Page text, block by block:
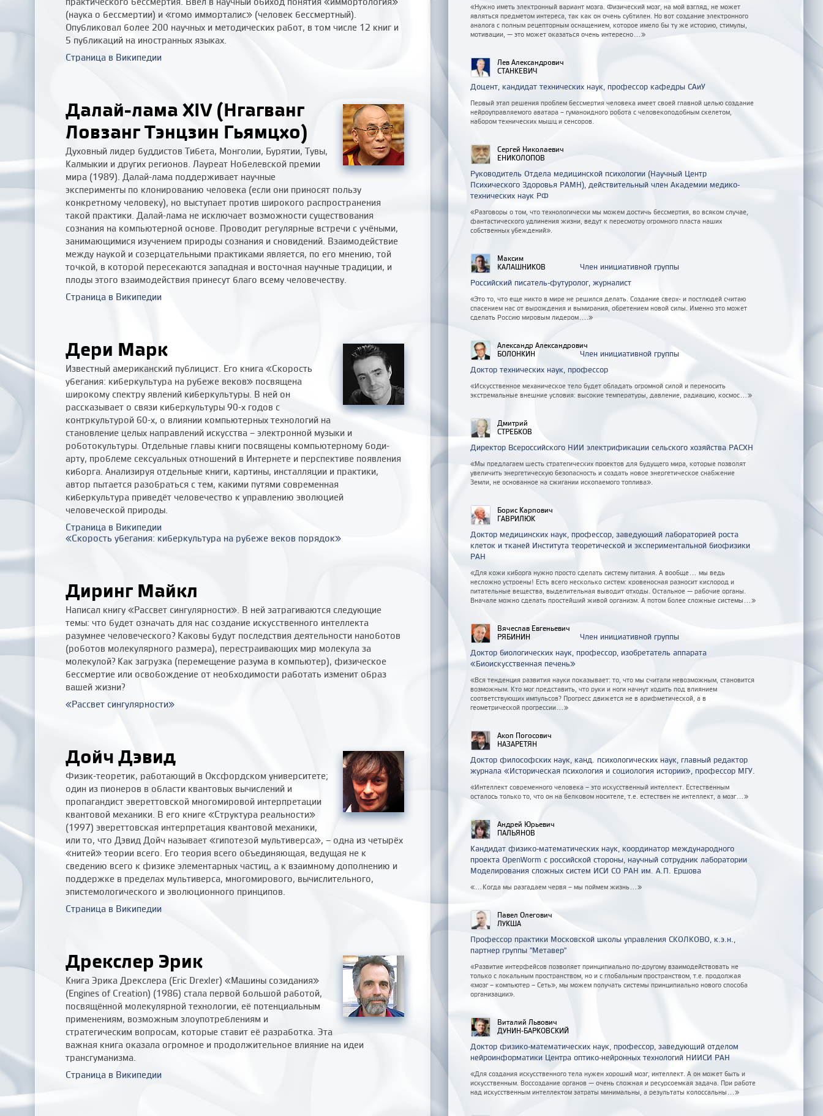
(наука о бессмертии) и «гомо имморталис» (человек бессмертный).
Опубликовал более 200 научных и методических работ, в том числе 12 книг и
5 публикаций на иностранных языках.
Страница в Википедии
Далай-лама XIV (Нгагванг
Ловзанг Тэнцзин Гьямцхо)
Духовный лидер буддистов Тибета, Монголии, Бурятии, Тувы,
Калмыкии и других регионов. Лауреат Нобелевской премии
мира (1989). Далай-лама поддерживает научные
эксперименты по клонированию человека (если они приносят пользу
конкретному человеку), но выступает против широкого распространения
такой практики. Далай-лама не исключает возможности существования
сознания на компьютерной основе. Проводит регулярные встречи с учёными,
занимающимися изучением природы сознания и сновидений. Взаимодействие
между наукой и созерцательными практиками является, по его мнению, той
точкой, в которой пересекаются западная и восточная научные традиции, и
плоды этого взаимодействия принесут благо всему человечеству.
Страница в Википедии
Дери Марк
Известный американский публицист. Его книга «Скорость
убегания: киберкультура на рубеже веков» посвящена
широкому спектру явлений киберкультуры. В ней он
рассказывает о связи киберкультуры 90-х годов с
контркультурой 60-х, о влиянии компьютерных технологий на
становление целых направлений искусства – электронной музыки и
роботокультуры. Отдельные главы книги посвящены компьютерному боди-
арту, проблеме сексуальных отношений в Интернете и перспективе появления
киборга. Анализируя отдельные книги, картины, инсталляции и практики,
автор пытается разобраться с тем, какими путями современная
киберкультура приведёт человечество к управлению эволюцией
человеческой природы.
Страница в Википедии
«Скорость убегания: киберкультура на рубеже веков порядок»
Диринг Майкл
Написал книгу «Рассвет сингулярности». В ней затрагиваются следующие
темы: что будет означать для нас создание искусственного интеллекта
разумнее человеческого? Каковы будут последствия деятельности наноботов
(роботов молекулярного размера), перестраивающих мир молекула за
молекулой? Как загрузка (перемещение разума в компьютер), физическое
бессмертие или освобождение от необходимости работать изменит образ
вашей жизни?
«Рассвет сингулярности»
Дойч Дэвид
Физик-теоретик, работающий в Оксфордском университете;
один из пионеров в области квантовых вычислений и
пропагандист эвереттовской многомировой интерпретации
квантовой механики. В его книге «Структура реальности»
(1997) эвереттовская интерпретация квантовой механики,
или то, что Дэвид Дойч называет «гипотезой мультиверса», – одна из четырёх
«нитей» теории всего. Его теория всего объединяющая, ведущая не к
сведению всего к физике элементарных частиц, а к взаимному дополнению и
поддержке в пределах мультиверса, многомирового, вычислительного,
эпистемологического и эволюционного принципов.
Страница в Википедии
Дрекслер Эрик
Книга Эрика Дрекслера (Eric Drexler) «Машины созидания»
(Engines of Creation) (1986) стала первой большой работой,
посвящённой молекулярной технологии, её потенциальным
применениям, возможным злоупотреблениям и
стратегическим вопросам, которые ставит её разработка. Эта
важная книга оказала огромное и продолжительное влияние на идеи
трансгуманизма.
Страница в Википедии
«Нужно иметь электронный вариант мозга. Физический мозг, на мой взгляд, не может
являться предметом интереса, так как он очень субтилен. Но вот создание электронного
аналога с полным рецепторным оснащением, которое имело бы ту же историю, стимулы,
мотивации, — это может оказаться очень интересно...»
Лев Александрович
СТАНКЕВИЧ
Доцент, кандидат технических наук, профессор кафедры САиУ
Первый этап решения проблем бессмертия человека имеет своей главной целью создание
нейроуправляемого аватара – гуманоидного робота с человекоподобным скелетом,
набором технических мышц и сенсоров.
Сергей Николаевич
ЕНИКОЛОПОВ
Руководитель Отдела медицинской психологии (Научный Центр
Психического Здоровья РАМН), действительный член Академии медико-
технических наук РФ
«Разговоры о том, что технологически мы можем достичь бессмертия, во всяком случае,
фантастического удлинения жизни, ведут к пересмотру огромного пласта наших
собственных убеждений».
Максим
КАЛАШНИКОВ
Член инициативной группы
Российский писатель-футуролог, журналист
«Это то, что еще никто в мире не решился делать. Создание сверх- и постлюдей считаю
спасением нас от вырождения и вымирания, обретением новой силы. Именно это может
сделать Россию мировым лидером....»
Александр Александрович
БОЛОНКИН
Член инициативной группы
Доктор технических наук, профессор
«Искусственное механическое тело будет обладать огромной силой и переносить
экстремальные внешние условия: высокие температуры, давление, радиацию, космос...»
Дмитрий
СТРЕБКОВ
Директор Всероссийского НИИ электрификации сельского хозяйства РАСХН
«Мы предлагаем шесть стратегических проектов для будущего мира, которые позволят
увеличить энергетическую безопасность и создать новое энергетическое снабжение
Земли, не основанное на сжигании ископаемого топлива».
Борис Карпович
ГАВРИЛЮК
Доктор медицинских наук, профессор, заведующий лабораторией роста
клеток и тканей Института теоретической и экспериментальной биофизики
РАН
«Для кожи киборга нужно просто сделать систему питания. А вообще... мы ведь
несложно устроены! Есть всего несколько систем: кровеносная разносит кислород и
питательные вещества, выделительная выводит отходы. Остальное — рабочие органы.
Вначале можно сделать простейший живой организм. А потом более сложные системы...»
Вячеслав Евгеньевич
РЯБИНИН
Член инициативной группы
Доктор биологических наук, профессор, изобретатель аппарата
«Биоискусственная печень»
«Вся тенденция развития науки показывает: то, что мы считали невозможным, становится
возможным. Кто мог представить, что руки и ноги начнут ходить под влиянием
соответствующих импульсов? Прогресс движется не в арифметической, а в
геометрической прогрессии...»
Акоп Погосович
НАЗАРЕТЯН
Доктор философских наук, канд. психологических наук, главный редактор
журнала «Историческая психология и социология истории», профессор МГУ.
«Интеллект современного человека – это искусственный интеллект. Естественным
осталось только то, что он на белковом носителе, т.е. естествен не интеллект, а мозг...»
Андрей Юрьевич
ПАЛЬЯНОВ
Кандидат физико-математических наук, координатор международного
проекта OpenWorm с российской стороны, научный сотрудник лаборатории
Моделирования сложных систем ИСИ СО РАН им. А.П. Ершова
«...Когда мы разгадаем червя – мы поймем жизнь...»
Павел Олегович
ЛУКША
Профессор практики Московской школы управления СКОЛКОВО, к.э.н.,
партнер группы "Метавер"
«Развитие интерфейсов позволяет принципиально по-другому взаимодействовать не
только с локальным пространством, но и с глобальным пространством, т.е. продолжая
«мозг – компьютер – Сеть», мы можем получать системы принципиально нового способа
организации».
Виталий Львович
ДУНИН-БАРКОВСКИЙ
Доктор физико-математических наук, профессор, заведующий отделом
нейроинформатики Центра оптико-нейронных технологий НИИСИ РАН
«Для создания искусственного тела нужен хороший мозг, интеллект. А он может быть и
искусственным. Воссоздание органов — очень сложная и ресурсоемкая задача. При работе
над искусственным интеллектом затраты минимальны, а результаты колоссальны...»